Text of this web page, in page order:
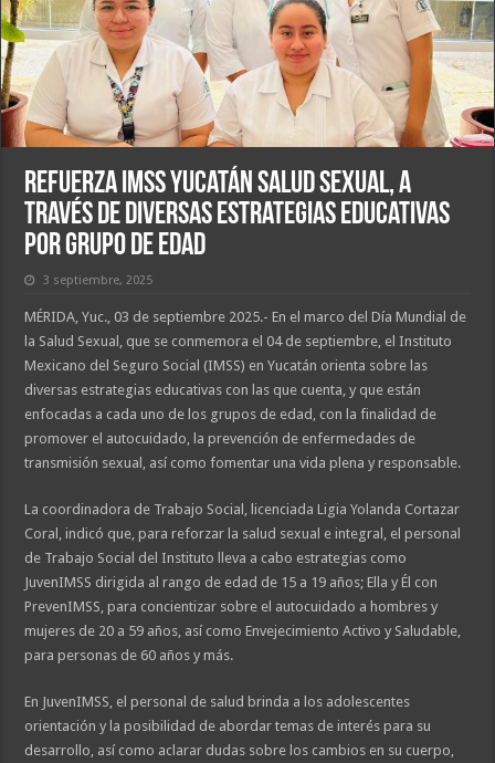
Refuerza IMSS Yucatán salud sexual, a
través de diversas estrategias educativas
por grupo de edad
3 septiembre, 2025
MÉRIDA, Yuc., 03 de septiembre 2025.- En el marco del Día Mundial de
la Salud Sexual, que se conmemora el 04 de septiembre, el Instituto
Mexicano del Seguro Social (IMSS) en Yucatán orienta sobre las
diversas estrategias educativas con las que cuenta, y que están
enfocadas a cada uno de los grupos de edad, con la finalidad de
promover el autocuidado, la prevención de enfermedades de
transmisión sexual, así como fomentar una vida plena y responsable.
La coordinadora de Trabajo Social, licenciada Ligia Yolanda Cortazar
Coral, indicó que, para reforzar la salud sexual e integral, el personal
de Trabajo Social del Instituto lleva a cabo estrategias como
JuvenIMSS dirigida al rango de edad de 15 a 19 años; Ella y Él con
PrevenIMSS, para concientizar sobre el autocuidado a hombres y
mujeres de 20 a 59 años, así como Envejecimiento Activo y Saludable,
para personas de 60 años y más.
En JuvenIMSS, el personal de salud brinda a los adolescentes
orientación y la posibilidad de abordar temas de interés para su
desarrollo, así como aclarar dudas sobre los cambios en su cuerpo,